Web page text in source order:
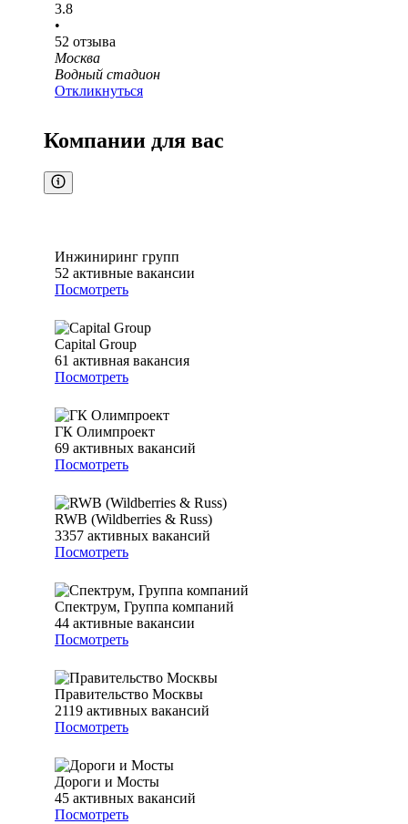
3.8
•
52 отзыва
Москва
Водный стадион
Откликнуться
Компании для вас
Инжиниринг групп
52 активные вакансии
Посмотреть
Capital Group
61 активная вакансия
Посмотреть
ГК Олимпроект
69 активных вакансий
Посмотреть
RWB (Wildberries & Russ)
3357 активных вакансий
Посмотреть
Спектрум, Группа компаний
44 активные вакансии
Посмотреть
Правительство Москвы
2119 активных вакансий
Посмотреть
Дороги и Мосты
45 активных вакансий
Посмотреть